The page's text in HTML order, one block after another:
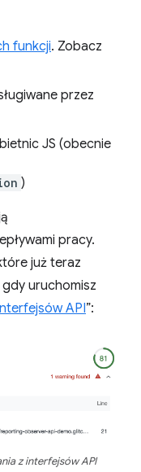
funkcji. Zobacz
przez
JS (obecnie
)
pracy.
już teraz
uruchomisz
API”:
z interfejsów API